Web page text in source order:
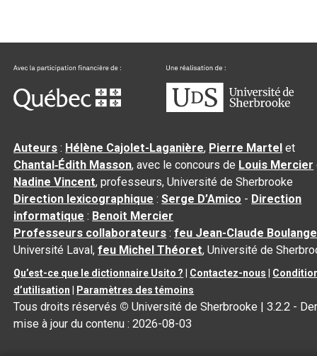
Auteurs : Hélène Cajolet-Laganière, Pierre Martel et
Chantal‑Édith Masson, avec le concours de Louis Mercier
Nadine Vincent, professeurs, Université de Sherbrooke
Direction lexicographique :Serge D’Amico - Direction
informatique : Benoit Mercier
Professeurs collaborateurs :feu Jean-Claude
Université Laval,feu Michel Théoret, Université de
Qu’est-ce que le dictionnaire Usito ? Contactez-nous
d’utilisation
Paramètres des témoins
Tous droits réservés © Université de Sherbrooke |3.2.2 -
mise à jour du contenu :2026-08-03